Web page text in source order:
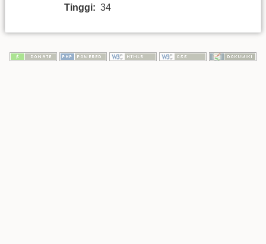
Tinggi: 34